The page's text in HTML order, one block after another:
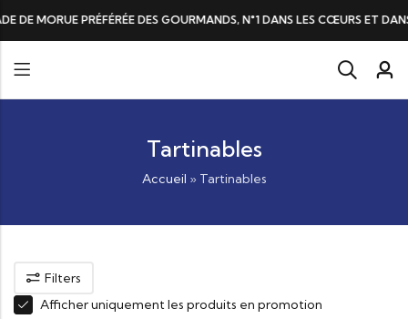
DE MORUE PRÉFÉRÉE DES GOURMANDS, N°1 DANS LES CŒURS ET
Tartinables
Accueil » Tartinables
Filters
Afficher uniquement les produits en promotion